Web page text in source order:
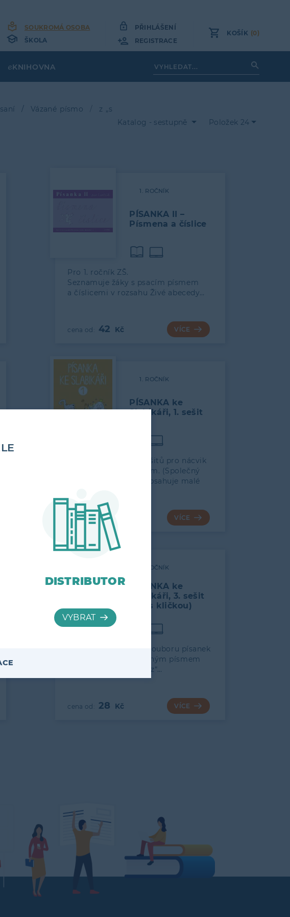
SOUKROMÁ OSOBA
ŠKOLA
PŘIHLÁŠENÍ
REGISTRACE
KOŠÍK (0)
KNIHOVNA
Vázané písmo
z „s
Katalog - sestupně Položek 24
1. ROČNÍK
PÍSANKA II –
Písmena a číslice
Pro 1. ročník ZŠ.
Seznamuje žáky s psacím písmem
a číslicemi v rozsahu Živé abecedy…
42 VÍCE
1. ROČNÍK
PÍSANKA ke
Slabikáři, 1. sešit
První ze souboru 3 sešitů pro nácvik
psaní vázaným písmem. (Společný
pro obě varianty, neobsahuje malé
28 VÍCE
1. ROČNÍK
PÍSANKA ke
Slabikáři, 3. sešit
(„z“ s kličkou)
Třetí sešit třídílného souboru písanek
pro nácvik psaní vázaným písmem
s variantou písmena „z“…
28 VÍCE
DISTRIBUTOR